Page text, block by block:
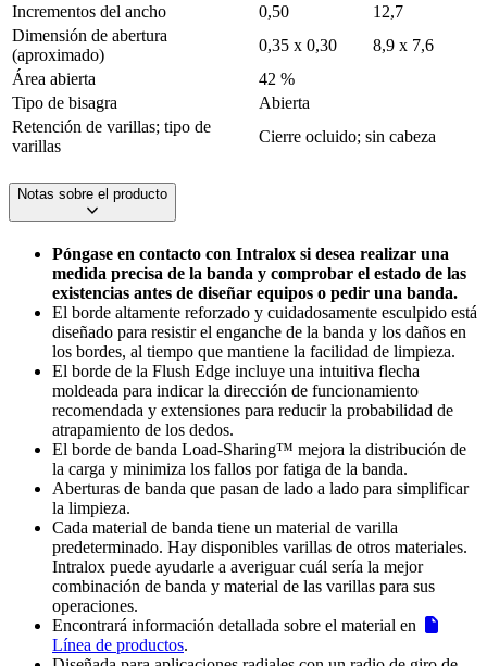
Incrementos del ancho
0,50
12,7
Dimensión de abertura
(aproximado)
0,35 x 0,30
8,9 x 7,6
Área abierta
42 %
Tipo de bisagra
Abierta
Retención de varillas; tipo de
varillas
Cierre ocluido; sin cabeza
Notas sobre el producto
Póngase en contacto con Intralox si desea realizar una
medida precisa de la banda y comprobar el estado de las
existencias antes de diseñar equipos o pedir una banda.
El borde altamente reforzado y cuidadosamente esculpido está
diseñado para resistir el enganche de la banda y los daños en
los bordes, al tiempo que mantiene la facilidad de limpieza.
El borde de la Flush Edge incluye una intuitiva flecha
moldeada para indicar la dirección de funcionamiento
recomendada y extensiones para reducir la probabilidad de
atrapamiento de los dedos.
El borde de banda Load-Sharing™ mejora la distribución de
la carga y minimiza los fallos por fatiga de la banda.
Aberturas de banda que pasan de lado a lado para simplificar
la limpieza.
Cada material de banda tiene un material de varilla
predeterminado. Hay disponibles varillas de otros materiales.
Intralox puede ayudarle a averiguar cuál sería la mejor
combinación de banda y material de las varillas para sus
operaciones.
Encontrará información detallada sobre el material en
Línea de productos.